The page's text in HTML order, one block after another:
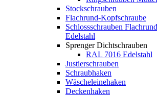
Stockschrauben
Flachrund-Kopfschraube
Schlossschrauben
Edelstahl
Sprenger Dichtschrauben
RAL 7016 Edelstahl
Justierschrauben
Schraubhaken
Wäscheleinehaken
Deckenhaken